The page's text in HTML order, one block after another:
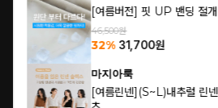
[여름버전] 핏 UP 밴딩 절
46,500원
32% 31,700원
마지아룩
[여름린넨](S~L)내추럴 린